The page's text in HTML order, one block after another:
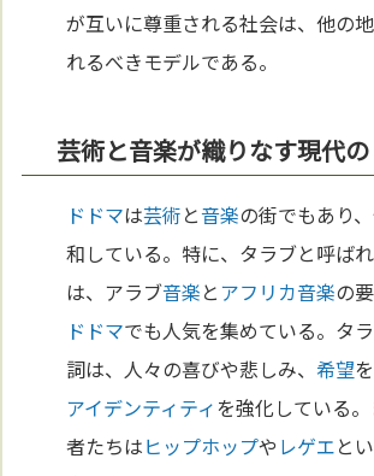
が互いに尊重される社会は、他の
れるべきモデルである。
芸術と音楽が織りなす現代
ドドマは芸術と音楽の街でもあり、
和している。特に、タラブと呼ば
は、アラブ音楽とアフリカ音楽の
ドドマでも人気を集めている。タ
詞は、人々の喜びや悲しみ、希望
アイデンティティを強化している
者たちはヒップホップや レゲエと